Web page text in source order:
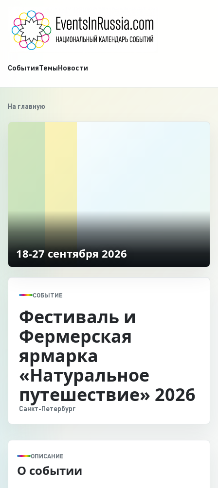
СобытияТемыНовости
На главную
18-27 сентября 2026
СОБЫТИЕ
Фестиваль и
Фермерская
ярмарка
«Натуральное
путешествие» 2026
Санкт-Петербург
ОПИСАНИЕ
О событии